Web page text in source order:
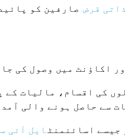
ذاتی قرض صارفین کو
اکاؤنٹ میں وصول کی
سے حاصل ہونے والی
جیسے اسائنمنٹ ایل آئی